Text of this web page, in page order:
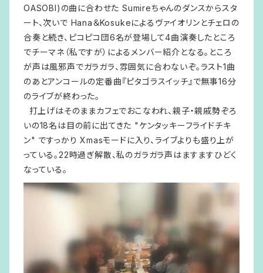
OASOBI)の曲に合わせた Sumireちゃんのダンスからスタ
ート、次いで Hana＆Kosukeによるヴァイオリンとチェロの
合奏と続き、ピコピコ団6名が登場して4曲演奏したところ
でチーマネ（私ですが）によるメンバー紹介となる。ところ
が声は風邪声でガラガラ、雰囲気に合わないぞ。ラスト1曲
のあとアンコールの定番曲『ピタゴラスイッチ』で無事16分
のライブが終わった。
打上げはそのままカフェでおこなわれ、親子・親戚勢ぞろ
いの18名は目の前に出てきた "ケンタッキーフライドチキ
ン" ですっかり Xmasモードに入り、ライブよりも盛り上が
っている。22時過ぎ解散、私のガラガラ声はますますひどく
なっている。